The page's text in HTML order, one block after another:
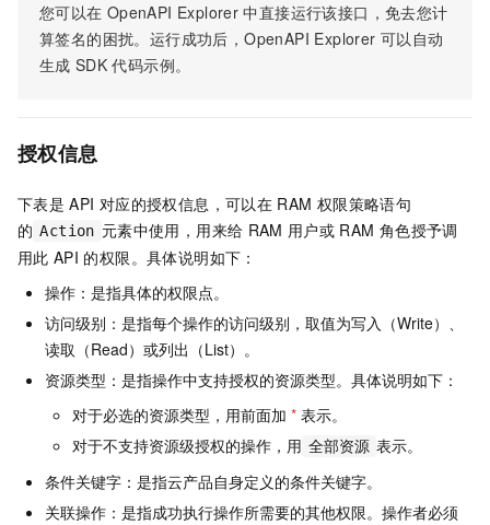
您可以在 OpenAPI Explorer 中直接运行该接口，免去您计
算签名的困扰。运行成功后，OpenAPI Explorer 可以自动
生成 SDK 代码示例。
授权信息
下表是 API 对应的授权信息，可以在 RAM 权限策略语句
的 Action 元素中使用，用来给 RAM 用户或 RAM 角色授予调
用此 API 的权限。具体说明如下：
操作：是指具体的权限点。
访问级别：是指每个操作的访问级别，取值为写入（Write）、
读取（Read）或列出（List）。
资源类型：是指操作中支持授权的资源类型。具体说明如下：
对于必选的资源类型，用前面加 * 表示。
对于不支持资源级授权的操作，用 全部资源 表示。
条件关键字：是指云产品自身定义的条件关键字。
关联操作：是指成功执行操作所需要的其他权限。操作者必须